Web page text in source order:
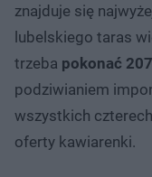
znajduje się
lubelskiego taras
trzeba pokonać
podziwianiem
wszystkich
oferty kawiarenki.